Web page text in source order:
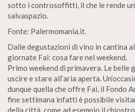
sotto i controsoffitti, il che le rende
salvaspazio.
Fonte: Palermomania.it.
Dalle degustazioni di vino in cantina
giornate Fai: cosa fare nel weekend.
Primo weekend di primavera. Le belle
uscire e stare all’aria aperta.
dunque quella che offre Fai, il Fondo
fine settimana infatti è possibile
della città, come ad esempio il